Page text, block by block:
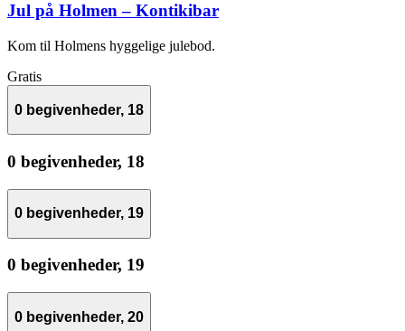
Jul på Holmen – Kontikibar
Kom til Holmens hyggelige julebod.
Gratis
0 begivenheder, 18
0 begivenheder, 18
0 begivenheder, 19
0 begivenheder, 19
0 begivenheder, 20